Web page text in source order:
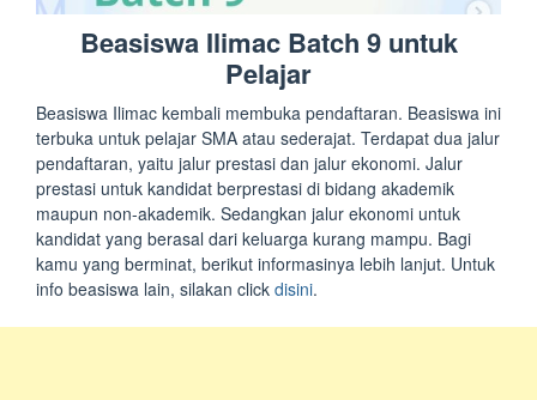
Beasiswa Ilimac Batch 9 untuk
Pelajar
Beasiswa Ilimac kembali membuka pendaftaran. Beasiswa ini
terbuka untuk pelajar SMA atau sederajat. Terdapat dua jalur
pendaftaran, yaitu jalur prestasi dan jalur ekonomi. Jalur
prestasi untuk kandidat berprestasi di bidang akademik
maupun non-akademik. Sedangkan jalur ekonomi untuk
kandidat yang berasal dari keluarga kurang mampu. Bagi
kamu yang berminat, berikut informasinya lebih lanjut. Untuk
info beasiswa lain, silakan click disini.